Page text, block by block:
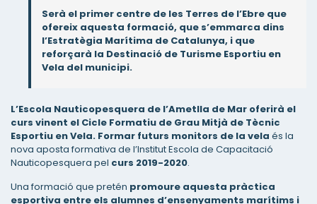
Serà el primer centre de les Terres de l’Ebre que
ofereix aquesta formació, que s’emmarca dins
l’Estratègia Marítima de Catalunya, i que
reforçarà la Destinació de Turisme Esportiu en
Vela del municipi.
L’Escola Nauticopesquera de l’Ametlla de Mar oferirà el
curs vinent el Cicle Formatiu de Grau Mitjà de Tècnic
Esportiu en Vela. Formar futurs monitors de la vela és la
nova aposta formativa de l’Institut Escola de Capacitació
Nauticopesquera pel curs 2019-2020.
Una formació que pretén promoure aquesta pràctica
esportiva entre els alumnes d’ensenyaments marítims i